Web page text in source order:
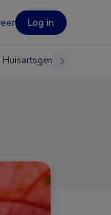
Log in
Huisartsgeneeskunde